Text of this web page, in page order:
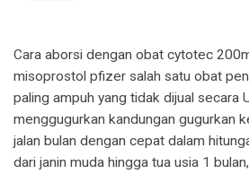
Cara aborsi dengan obat cytotec
misoprostol pfizer salah satu obat
paling ampuh yang tidak dijual secara
menggugurkan kandungan gugurkan
jalan bulan dengan cepat dalam
dari janin muda hingga tua usia 1